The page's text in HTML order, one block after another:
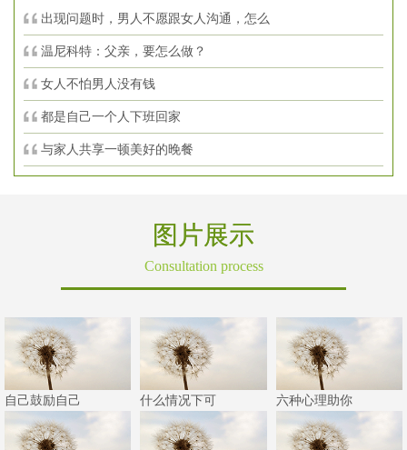
出现问题时，男人不愿跟女人沟通，怎么
温尼科特：父亲，要怎么做？
女人不怕男人没有钱
都是自己一个人下班回家
与家人共享一顿美好的晚餐
图片展示
Consultation process
自己鼓励自己 什么情况下可 六种心理助你